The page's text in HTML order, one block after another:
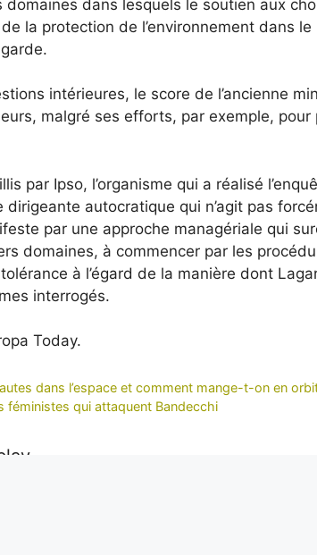
dans lesquels le soutien aux
la protection de l’environnement dans
intérieures, le score de l’ancienne
malgré ses efforts, par exemple,
par Ipso, l’organisme qui a réalisé
autocratique qui n’agit pas
par une approche managériale qui
domaines, à commencer par les
à l’égard de la manière dont
interrogés.
Today.
dans l’espace et comment mange-t-on en
féministes qui attaquent Bandecchi